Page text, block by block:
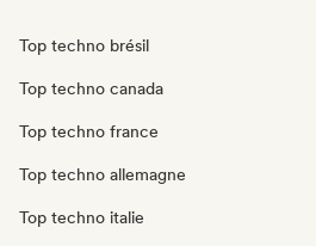
Top techno brésil
Top techno canada
Top techno france
Top techno allemagne
Top techno italie